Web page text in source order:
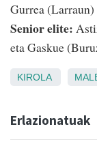
Gurrea (Larraun)
Senior elite:
eta Gaskue
KIROLA
Erlazionatuak